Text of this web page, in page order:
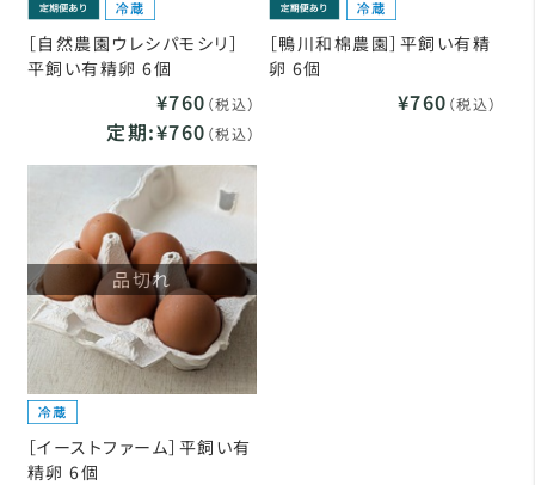
［自然農園ウレシパモシリ］
平飼い有精卵 6個
¥760 （税込）
定期:¥760 （税込）
［鴨川和棉農園］平飼い有精
卵 6個
¥760 （税込）
品切れ
［イーストファーム］平飼い有
精卵 6個